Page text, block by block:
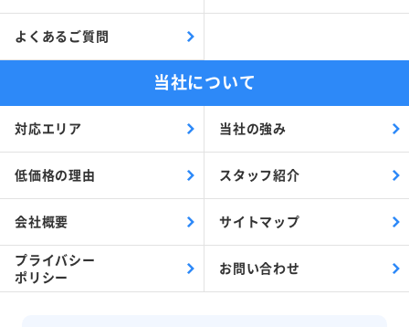
よくあるご質問
当社について
対応エリア 当社の強み
低価格の理由 スタッフ紹介
会社概要 サイトマップ
プライバシー
ポリシー
お問い合わせ